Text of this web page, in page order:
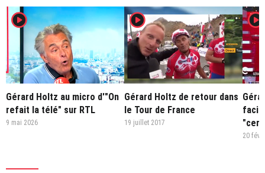
player2
Gérard Holtz au micro d'"On
refait la télé" sur RTL
9 mai 2026
player2
Gérard Holtz de retour dans
le Tour de France
19 juillet 2017
player2
20